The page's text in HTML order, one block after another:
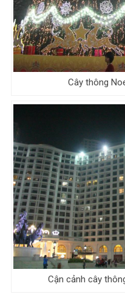
Cây thông
Cận cảnh cây